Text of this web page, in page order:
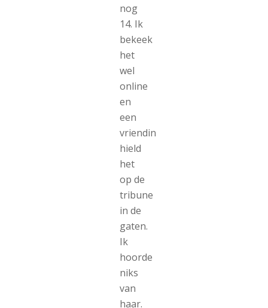
nog
14. Ik
bekeek
het
wel
online
en
een
vriendin
hield
het
op de
tribune
in de
gaten.
Ik
hoorde
niks
van
haar.